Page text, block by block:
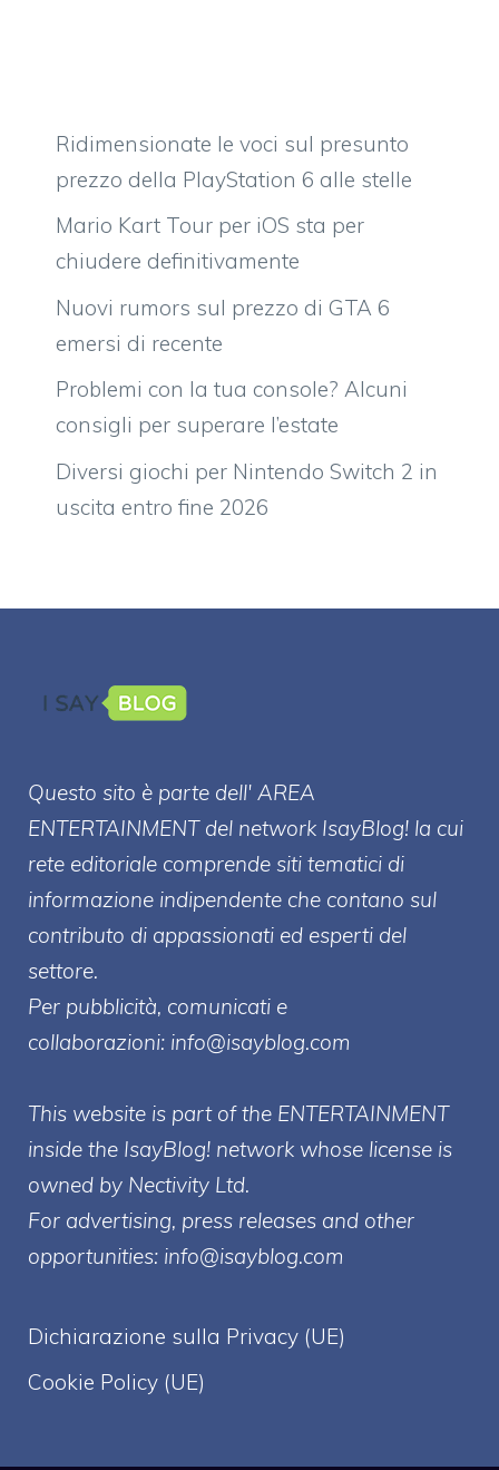
Ridimensionate le voci sul presunto
prezzo della PlayStation 6 alle stelle
Mario Kart Tour per iOS sta per
chiudere definitivamente
Nuovi rumors sul prezzo di GTA 6
emersi di recente
Problemi con la tua console? Alcuni
consigli per superare l’estate
Diversi giochi per Nintendo Switch 2 in
uscita entro fine 2026
Questo sito è parte dell' AREA
ENTERTAINMENT del network IsayBlog! la cui
rete editoriale comprende siti tematici di
informazione indipendente che contano sul
contributo di appassionati ed esperti del
settore.
Per pubblicità, comunicati e
collaborazioni: info@isayblog.com
This website is part of the ENTERTAINMENT
inside the IsayBlog! network whose license is
owned by Nectivity Ltd.
For advertising, press releases and other
opportunities: info@isayblog.com
Dichiarazione sulla Privacy (UE)
Cookie Policy (UE)